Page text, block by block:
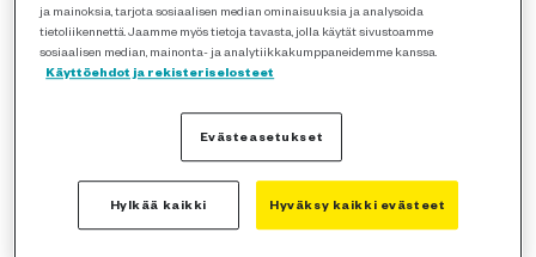
ja mainoksia, tarjota sosiaalisen median ominaisuuksia ja analysoida
tietoliikennettä. Jaamme myös tietoja tavasta, jolla käytät sivustoamme
sosiaalisen median, mainonta- ja analytiikkakumppaneidemme kanssa.
Käyttöehdot ja rekisteriselosteet
Evästeasetukset
Hylkää kaikki Hyväksy kaikki evästeet